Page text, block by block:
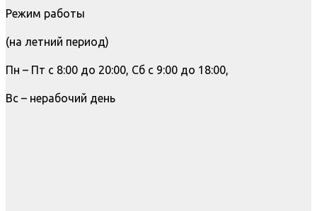
Режим работы
(на летний период)
Пн – Пт с 8:00 до 20:00, Сб с 9:00 до 18:00,
Вс – нерабочий день